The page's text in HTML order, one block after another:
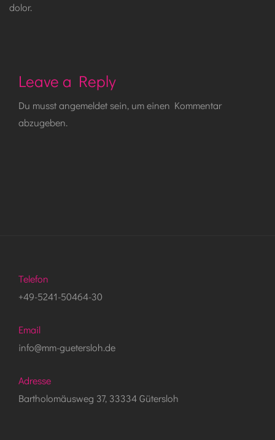
dolor.
Leave a Reply
Du musstangemeldetsein, um einen Kommentar
abzugeben.
Telefon
+49-5241-50464-30
Email
info@mm-guetersloh.de
Adresse
Bartholomäusweg 37, 33334 Gütersloh